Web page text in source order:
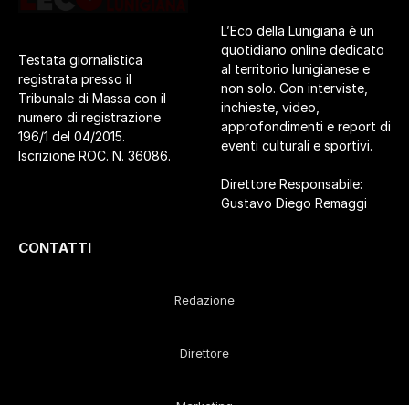
Testata giornalistica
registrata presso il
Tribunale di Massa con il
numero di registrazione
196/1 del 04/2015.
Iscrizione ROC. N. 36086.
L’Eco della Lunigiana è un
quotidiano online dedicato
al territorio lunigianese e
non solo. Con interviste,
inchieste, video,
approfondimenti e report di
eventi culturali e sportivi.
Direttore Responsabile:
Gustavo Diego Remaggi
CONTATTI
Redazione
Direttore